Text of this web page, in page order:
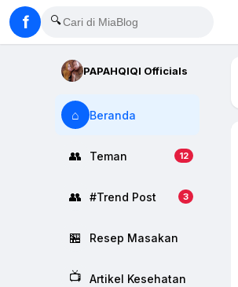
f 🔍
PAPAHQIQI Officials
⌂ Beranda
👥 Teman 12
👥 #Trend Post 3
🏪 Resep Masakan
📺 Artikel Kesehatan